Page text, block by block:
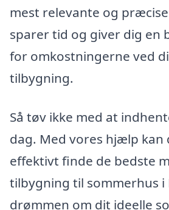
mest relevante og
sparer tid og giver dig en
for omkostningerne ved
tilbygning.
Så tøv ikke med at
dag. Med vores hjælp
effektivt finde de bedste
tilbygning til sommerhus i
drømmen om dit ideelle